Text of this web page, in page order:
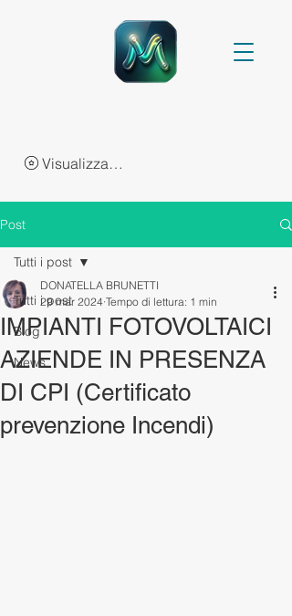
Visualizza punti
Post
Tutti i post
Blog
News
Tutti i post
IMPIANTI FOTOVOLTAICI
AZIENDE IN PRESENZA
DI CPI (Certificato
prevenzione Incendi)
DONATELLA BRUNETTI
29 mar 2024 Tempo di lettura: 1 min